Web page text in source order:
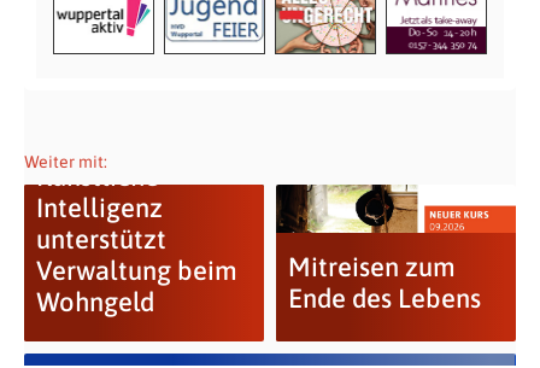
Weiter mit:
Künstliche
Intelligenz
unterstützt
Verwaltung beim
Wohngeld
Mitreisen zum
Ende des Lebens